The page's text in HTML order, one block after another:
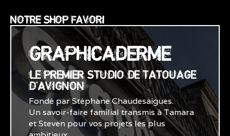
NOTRE SHOP FAVORI
GRAPHICADERME
LE PREMIER STUDIO DE TATOUAGE
D'AVIGNON
Fondé par Stéphane Chaudesaigues.
Un savoir-faire familial transmis à Tamara
et Steven pour vos projets les plus